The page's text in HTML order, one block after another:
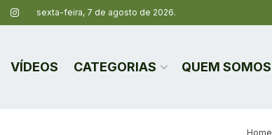
sexta-feira, 7 de agosto de 2026.
VÍDEOS CATEGORIAS QUEM SOMOS
Home